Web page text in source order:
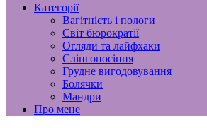
Категорії
Вагітність і пологи
Світ бюрократії
Огляди та лайфхаки
Слінгоносіння
Грудне вигодовування
Болячки
Мандри
Про мене